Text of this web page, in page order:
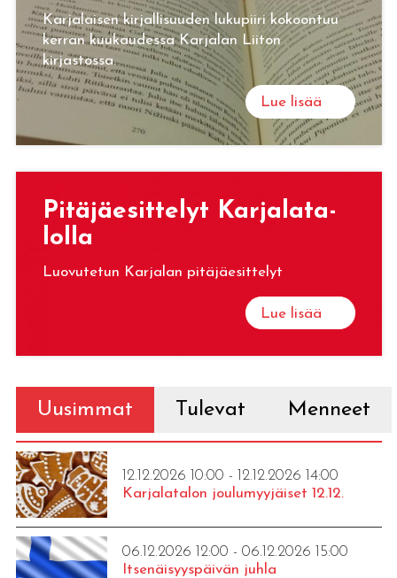
Karjalaisen kirjallisuuden lukupiiri kokoontuu
kerran kuukaudessa Karjalan Liiton
kirjastossa.
Lue lisää
Pi­tä­jäe­sit­te­lyt Kar­ja­la­ta­
lol­la
Luovutetun Karjalan pitäjäesittelyt
Lue lisää
Uusimmat Tulevat Menneet
12.12.2026 10:00 - 12.12.2026 14:00
Karjalatalon joulumyyjäiset 12.12.
06.12.2026 12:00 - 06.12.2026 15:00
Itsenäisyyspäivän juhla